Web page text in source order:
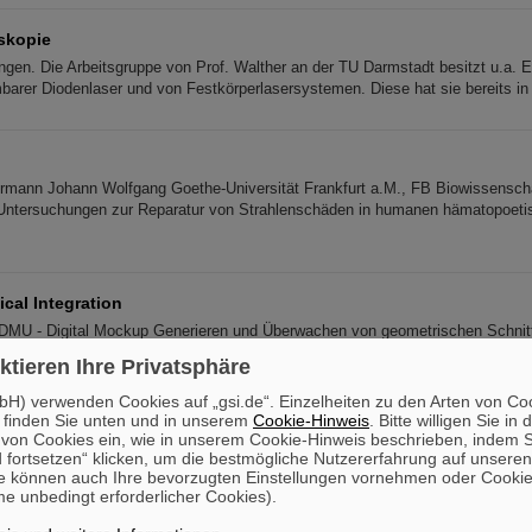
Die Arbeitsgruppe von Prof. Walther an der TU Darmstadt besitzt u.a.
Diodenlaser und von Festkörperlasersystemen. Diese hat sie bereits in
Johann Wolfgang Goethe-Universität Frankfurt a.M., FB
zur Reparatur von Strahlenschäden in humanen
Integration
- Digital Mockup Generieren und Überwachen von geometrischen
Abschlussprüfung werden die Absolvent*innen zu einer Feierstunde
neuen Auszubildenden auf der FAIR-Baustelle Am 24. November 2023
Ihre Privatsphäre
verwenden Cookies auf „gsi.de“. Einzelheiten zu den Arten von
Sie unten und in unserem Cookie-Hinweis . Bitte willigen Sie in
Cookies ein, wie in unserem Cookie-Hinweis beschrieben, indem
fortsetzen“ klicken, um die bestmögliche Nutzererfahrung auf
können auch Ihre bevorzugten Einstellungen vornehmen oder
unbedingt erforderlicher Cookies).